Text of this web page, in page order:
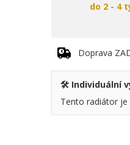
do 2 - 4
Doprava
🛠️ Individuální
Tento radiátor je